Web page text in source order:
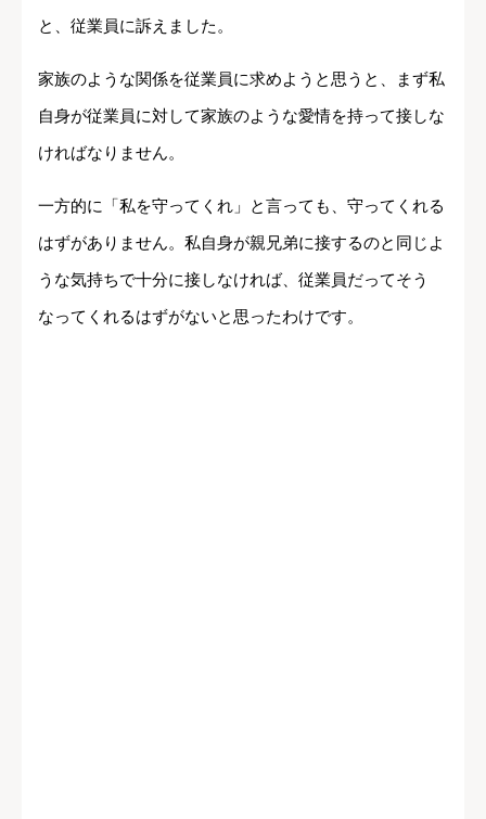
と、従業員に訴えました。
家族のような関係を従業員に求めようと思うと、まず私
自身が従業員に対して家族のような愛情を持って接しな
ければなりません。
一方的に「私を守ってくれ」と言っても、守ってくれる
はずがありません。私自身が親兄弟に接するのと同じよ
うな気持ちで十分に接しなければ、従業員だってそう
なってくれるはずがないと思ったわけです。